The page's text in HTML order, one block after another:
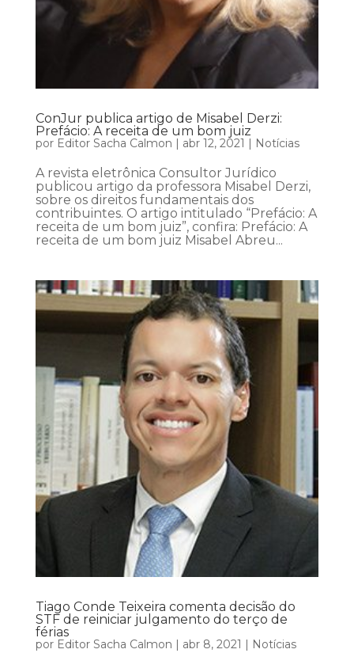
ConJur publica artigo de Misabel Derzi:
Prefácio: A receita de um bom juiz
por Editor Sacha Calmon | abr 12, 2021 | Notícias
A revista eletrônica Consultor Jurídico
publicou artigo da professora Misabel Derzi,
sobre os direitos fundamentais dos
contribuintes. O artigo intitulado “Prefácio: A
receita de um bom juiz”, confira: Prefácio: A
receita de um bom juiz Misabel Abreu...
Tiago Conde Teixeira comenta decisão do
STF de reiniciar julgamento do terço de
férias
por Editor Sacha Calmon | abr 8, 2021 | Notícias